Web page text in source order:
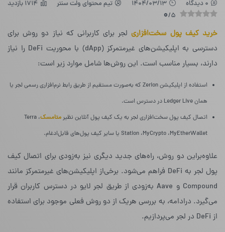
0 دیدگاه 1404/03/13 تیم محتوای ولت سنتر 1714 بازدید
0/5
خرید کیف پول سخت‌افزاریلجر برای کاربرانی که نیاز دو روش برای
دسترسی به اپلیکیشن‌های غیرمتمرکز (dApp) با محوریت DeFi را نیاز
دارند، بسیار مناسب است. این روش‌ها شامل موارد زیر است:
استفاده از اپلیکیشن Zerion که به‌صورت مستقیم از طریق رابط نرم‌افزاری رسمی لجر یا
همان Ledger Live در دسترس است.
اتصال کیف پول سخت‌افزاری لجر به یک کیف پول آنلاین نظیرمتامسک ، Terra
Station ،MyCrypto ،MyEtherWallet یا سایر کیف پول‌های قابل‌ادغام.
علاوه‌براین دو روش، راه‌های جدید دیگری نیز به‌زودی برای اتصال کیف
پول لجر به DeFi فراهم می‌شود. برخی‌از اپلیکیشن‌های غیرمتمرکز مانند
Compound و Aave به‌زودی از طریق لجر لایو در دسترس کاربران قرار
می‌گیرد. درادامه، به بررسی هریک از دو روش فعلی موجود برای استفاده
از DeFi در لجر می‌پردازیم.